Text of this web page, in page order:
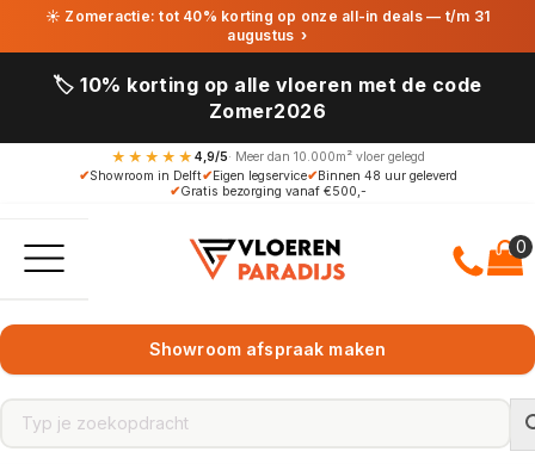
☀ Zomeractie: tot 40% korting op onze all-in deals — t/m 31
augustus ›
🏷️ 10% korting op alle vloeren met de code
Zomer2026
★★★★★ 4,9/5· Meer dan 10.000m² vloer gelegd
✔Showroom in Delft✔Eigen legservice✔Binnen 48 uur geleverd
✔Gratis bezorging vanaf €500,-
Showroom afspraak maken